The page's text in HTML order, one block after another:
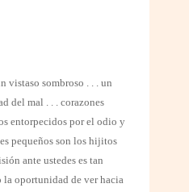
vistaso sombroso . . . un
del mal . . . corazones
entorpecidos por el odio y
pequeños son los hijitos
ante ustedes es tan
la oportunidad de ver hacia